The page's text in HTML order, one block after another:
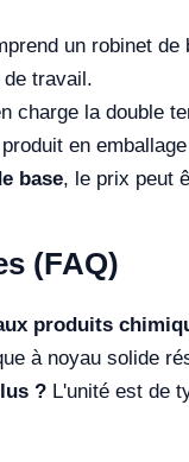
un robinet de
travail.
charge la double
en
base, le prix peut
(FAQ)
produits
à noyau solide
? L'unité est de